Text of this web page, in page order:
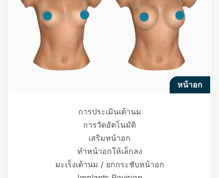
หน้าอก
การประเมินเต้านม
การวัดอัตโนมัติ
เสริมหน้าอก
ทำหน้าอกให้เล็กลง
มะเร็งเต้านม / ยกกระชับหน้าอก